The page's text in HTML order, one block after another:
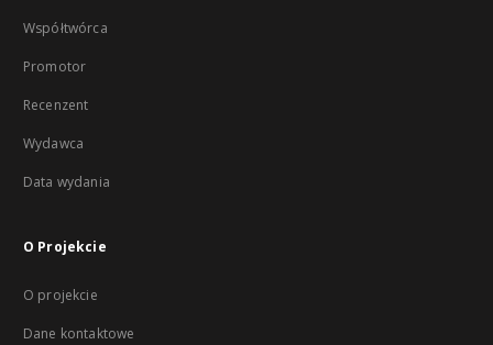
Współtwórca
Promotor
Recenzent
Wydawca
Data wydania
O Projekcie
O projekcie
Dane kontaktowe